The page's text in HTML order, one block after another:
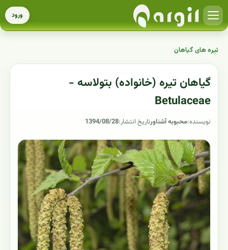
ورود
تیره های گیاهان
گیاهان تیره (خانواده) بتولاسه -
Betulaceae
نویسنده:محبوبه آشناورتاریخ انتشار:1394/08/28